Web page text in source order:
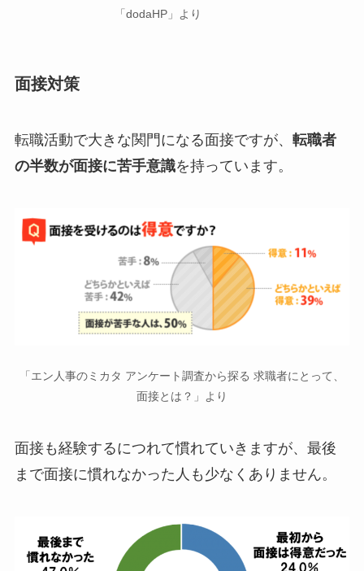
「dodaHP」より
面接対策
転職活動で大きな関門になる面接ですが、 転職者
の半数が面接に苦手意識を持っています。
「エン人事のミカタ アンケート調査から探る 求職者にとって、
面接とは？」より
面接も経験するにつれて慣れていきますが、最後
まで面接に慣れなかった人も少なくありません。